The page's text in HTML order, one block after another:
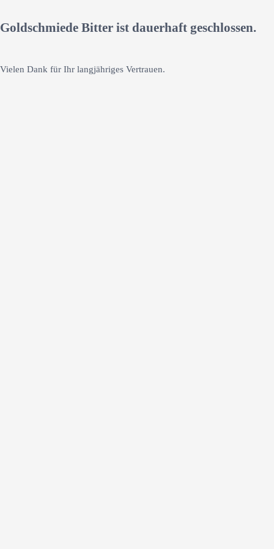
Goldschmiede Bitter ist dauerhaft geschlossen.
Vielen Dank für Ihr langjähriges Vertrauen.